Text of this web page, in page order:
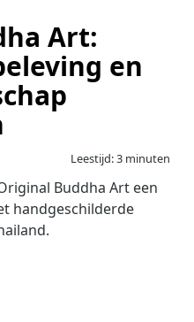
Art:
en
Leestijd: 3 minuten
Buddha Art een
handgeschilderde